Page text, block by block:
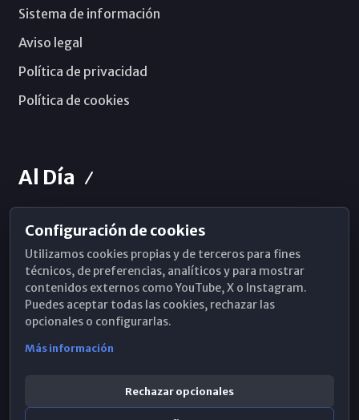
Sistema de información
Aviso legal
Política de privacidad
Política de cookies
Al Día
Horarios de Misa
Hemeroteca
WhatsApp
Configuración de cookies
Utilizamos cookies propias y de terceros para fines
técnicos, de preferencias, analíticos y para mostrar
contenidos externos como YouTube, X o Instagram.
Puedes aceptar todas las cookies, rechazar las
opcionales o configurarlas.
Más información
Rechazar opcionales